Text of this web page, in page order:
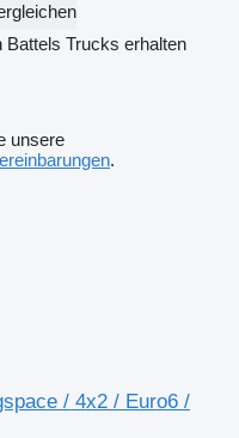
Battels Trucks erhalten
unsere
.
/ 4x2 / Euro6 /